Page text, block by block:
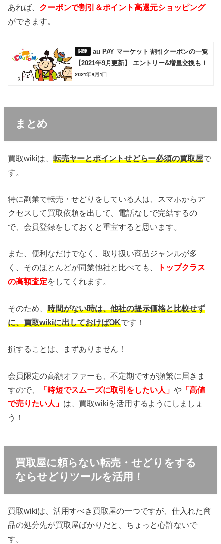
あれば、 クーポンで割引＆ポイント高還元ショッピング
ができます。
au PAY マーケット 割引クーポンの一覧
【2021年9月更新】 エントリー&増量交換も！
2021年9月1日
まとめ
買取wikiは、転売ヤーとポイントせどらー必須の買取屋で
す。
特に副業で転売・せどりをしている人は、スマホからア
クセスして買取依頼を出して、電話なしで完結するの
で、会員登録をしておくと重宝すると思います。
また、便利なだけでなく、取り扱い商品ジャンルが多
く、そのほとんどが同業他社と比べても、
トップクラス
の高額査定をしてくれます。
そのため、時間がない時は、他社の提示価格と比較せず
に、買取wikiに出しておけばOKです！
損することは、まずありません！
会員限定の高額オファーも、不定期ですが頻繁に届きま
すので、
「時短でスムーズに取引をしたい人」や 「高値
で売りたい人」 は、買取wikiを活用するようにしましょ
う！
買取屋に頼らない転売・せどりをする
ならせどりツールを活用！
買取wikiは、活用すべき買取屋の一つですが、仕入れた商
品の処分先が買取屋ばかりだと、ちょっと心許ないで
す。